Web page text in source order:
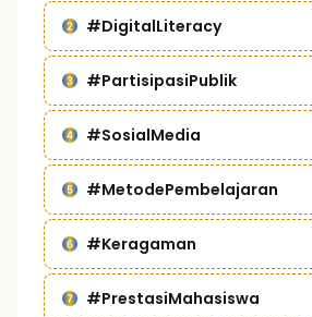
#DigitalLiteracy
#PartisipasiPublik
#SosialMedia
#MetodePembelajaran
#Keragaman
#PrestasiMahasiswa